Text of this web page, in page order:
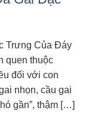
Trưng Của Đáy
quen thuộc
đối với con
nhọn, cầu gai
gần”, thậm […]